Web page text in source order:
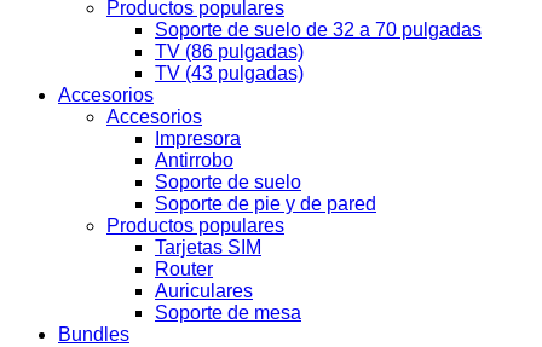
Productos populares
Soporte de suelo de 32 a 70 pulgadas
TV (86 pulgadas)
TV (43 pulgadas)
Accesorios
Accesorios
Impresora
Antirrobo
Soporte de suelo
Soporte de pie y de pared
Productos populares
Tarjetas SIM
Router
Auriculares
Soporte de mesa
Bundles